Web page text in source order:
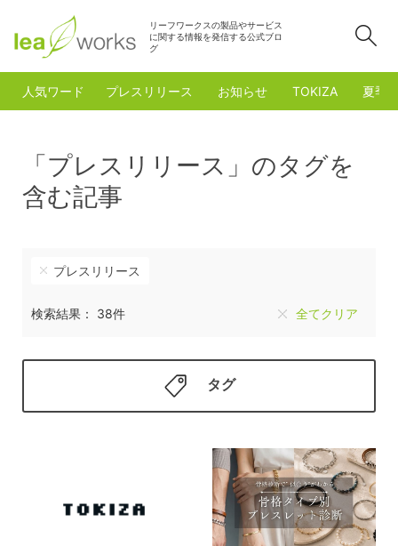
リーフワークスの製品やサービス
に関する情報を発信する公式ブロ
グ
人気ワード プレスリリース お知らせ TOKIZA 夏季
「プレスリリース」のタグを
含む記事
プレスリリース
検索結果： 38件 全てクリア
タグ